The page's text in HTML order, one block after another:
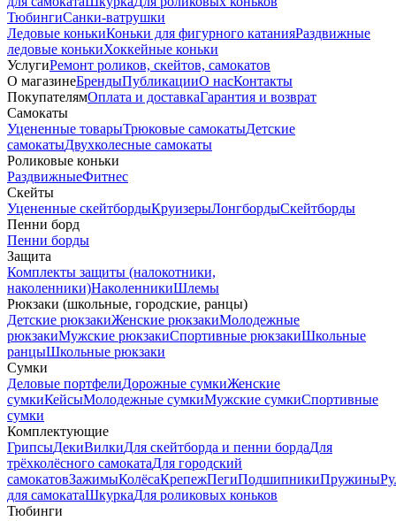
ТюбингиСанки-ватрушки
Ледовые конькиКоньки для фигурного катанияРаздвижные
ледовые конькиХоккейные коньки
УслугиРемонт роликов, скейтов, самокатов
О магазинеБрендыПубликацииО насКонтакты
ПокупателямОплата и доставкаГарантия и возврат
Самокаты
Уцененные товарыТрюковые самокатыДетские
самокатыДвухколесные самокаты
Роликовые коньки
РаздвижныеФитнес
Скейты
Уцененные скейтбордыКруизерыЛонгбордыСкейтборды
Пенни борд
Пенни борды
Защита
Комплекты защиты (налокотники,
наколенники)НаколенникиШлемы
Рюкзаки (школьные, городские, ранцы)
Детские рюкзакиЖенские рюкзакиМолодежные
рюкзакиМужские рюкзакиСпортивные рюкзакиШкольные
ранцыШкольные рюкзаки
Сумки
Деловые портфелиДорожные сумкиЖенские
сумкиКейсыМолодежные сумкиМужские сумкиСпортивные
сумки
Комплектующие
ГрипсыДекиВилкиДля скейтборда и пенни бордаДля
трёхколёсного самокатаДля городский
самокатовЗажимыКолёсаКрепежПегиПодшипникиПружины
для самокатаШкуркаДля роликовых коньков
Тюбинги